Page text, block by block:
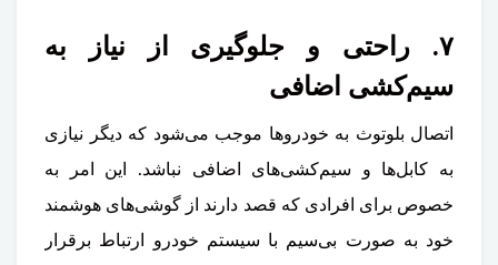
۷. راحتی و جلوگیری از نیاز به
سیم‌کشی اضافی
اتصال بلوتوث به خودروها موجب می‌شود که دیگر نیازی
به کابل‌ها و سیم‌کشی‌های اضافی نباشد. این امر به
خصوص برای افرادی که قصد دارند از گوشی‌های هوشمند
خود به صورت بی‌سیم با سیستم خودرو ارتباط برقرار